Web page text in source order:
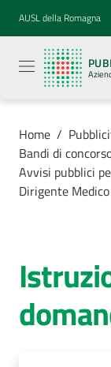
Vai al contenuto
Vai alla navigazione
Vai al footer
AUSL della Romagna
legale
Azienda
Unità
Locale della
Servizi
Luoghi di
cura
Home /
Bandi di
Avvisi pubblici
Dirigente